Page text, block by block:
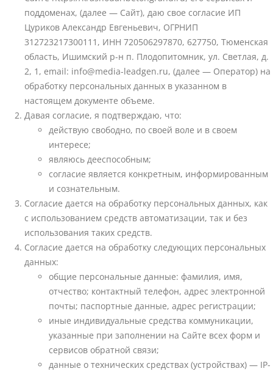
поддоменах, (далее — Сайт), даю свое согласие ИП
Цуриков Александр Евгеньевич, ОГРНИП
312723217300111, ИНН 720506297870, 627750, Тюменская
область, Ишимский р-н п. Плодопитомник, ул. Светлая, д.
2, 1, email: info@media-leadgen.ru, (далее — Оператор) на
обработку персональных данных в указанном в
настоящем документе объеме.
Давая согласие, я подтверждаю, что:
действую свободно, по своей воле и в своем
интересе;
являюсь дееспособным;
согласие является конкретным, информированным
и сознательным.
Согласие дается на обработку персональных данных, как
с использованием средств автоматизации, так и без
использования таких средств.
Согласие дается на обработку следующих персональных
данных:
общие персональные данные: фамилия, имя,
отчество; контактный телефон, адрес электронной
почты; паспортные данные, адрес регистрации;
иные индивидуальные средства коммуникации,
указанные при заполнении на Сайте всех форм и
сервисов обратной связи;
данные о технических средствах (устройствах) — IP-